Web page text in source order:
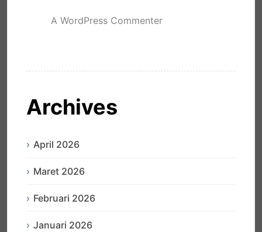
A WordPress Commenter
Archives
April 2026
Maret 2026
Februari 2026
Januari 2026